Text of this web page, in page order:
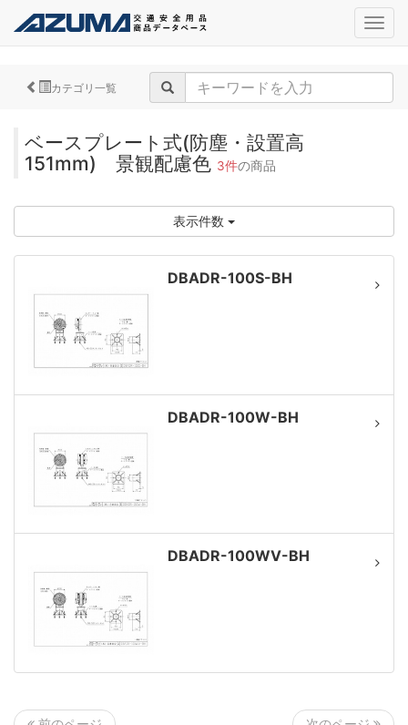
カテゴリ一覧
ベースプレート式(防塵・設置高
151mm) 景観配慮色 3件の商品
表示件数
DBADR-100S-BH
DBADR-100W-BH
DBADR-100WV-BH